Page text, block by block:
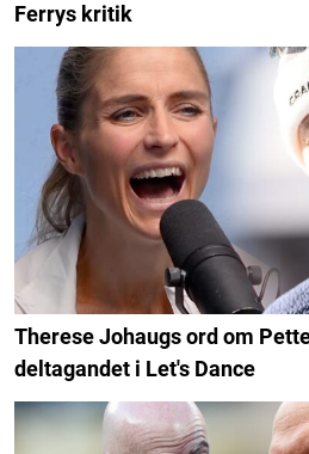
Ferrys kritik
Therese Johaugs ord om
deltagandet i Let's Dance